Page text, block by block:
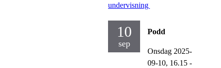
undervisning
10
sep
Podd
Onsdag 2025-
09-10, 16.15 -